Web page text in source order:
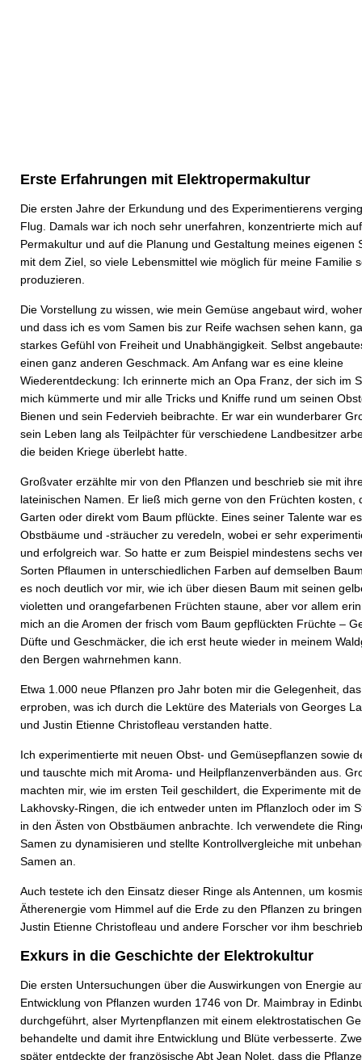
Erste Erfahrungen mit Elektropermakultur
Die ersten Jahre der Erkundung und des Experimentierens
Flug. Damals war ich noch sehr unerfahren, konzentrierte mich auf
Permakultur und auf die Planung und Gestaltung meines eigenen
mit dem Ziel, so viele Lebensmittel wie möglich für meine Familie
produzieren.
Die Vorstellung zu wissen, wie mein Gemüse angebaut wird,
und dass ich es vom Samen bis zur Reife wachsen sehen kann,
starkes Gefühl von Freiheit und Unabhängigkeit. Selbst
einen ganz anderen Geschmack. Am Anfang war es eine kleine
Wiederentdeckung: Ich erinnerte mich an Opa Franz, der sich im
mich kümmerte und mir alle Tricks und Kniffe rund um seinen
Bienen und sein Federvieh beibrachte. Er war ein wunderbarer
sein Leben lang als Teilpächter für verschiedene Landbesitzer
die beiden Kriege überlebt hatte.
Großvater erzählte mir von den Pflanzen und beschrieb sie mit
lateinischen Namen. Er ließ mich gerne von den Früchten kosten,
Garten oder direkt vom Baum pflückte. Eines seiner Talente war
Obstbäume und -sträucher zu veredeln, wobei er sehr
und erfolgreich war. So hatte er zum Beispiel mindestens sechs
Sorten Pflaumen in unterschiedlichen Farben auf demselben
es noch deutlich vor mir, wie ich über diesen Baum mit seinen
violetten und orangefarbenen Früchten staune, aber vor allem
mich an die Aromen der frisch vom Baum gepflückten Früchte –
Düfte und Geschmäcker, die ich erst heute wieder in meinem
den Bergen wahrnehmen kann.
Etwa 1.000 neue Pflanzen pro Jahr boten mir die Gelegenheit,
erproben, was ich durch die Lektüre des Materials von Georges
und Justin Etienne Christofleau verstanden hatte.
Ich experimentierte mit neuen Obst- und Gemüsepflanzen sowie
und tauschte mich mit Aroma- und Heilpflanzenverbänden aus.
machten mir, wie im ersten Teil geschildert, die Experimente mit
Lakhovsky-Ringen, die ich entweder unten im Pflanzloch oder im
in den Ästen von Obstbäumen anbrachte. Ich verwendete die
Samen zu dynamisieren und stellte Kontrollvergleiche mit
Samen an.
Auch testete ich den Einsatz dieser Ringe als Antennen, um
Ätherenergie vom Himmel auf die Erde zu den Pflanzen zu
Justin Etienne Christofleau und andere Forscher vor ihm
Exkurs in die Geschichte der Elektrokultur
Die ersten Untersuchungen über die Auswirkungen von Energie
Entwicklung von Pflanzen wurden 1746 von Dr. Maimbray in
durchgeführt, alser Myrtenpflanzen mit einem elektrostatischen
behandelte und damit ihre Entwicklung und Blüte verbesserte.
später entdeckte der französische Abt Jean Nolet, dass die